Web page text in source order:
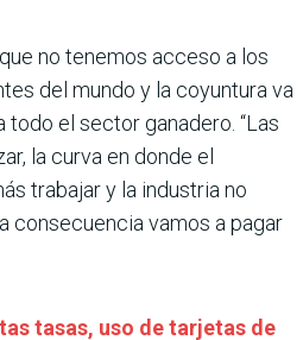
no tenemos acceso a los
del mundo y la coyuntura va
todo el sector ganadero. “Las
la curva en donde el
trabajar y la industria no
consecuencia vamos a pagar
tasas, uso de tarjetas de